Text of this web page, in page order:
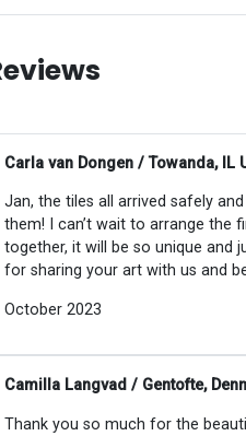
Carla van Dongen / Towanda, IL
Jan, the tiles all arrived safely and
them! I can’t wait to arrange the
together, it will be so unique and
for sharing your art with us and
October 2023
Camilla Langvad / Gentofte,
Thank you so much for the